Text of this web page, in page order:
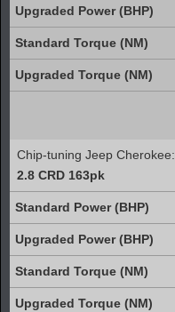
Chip-tuning Jeep Cherokee:
2.8 CRD 163pk